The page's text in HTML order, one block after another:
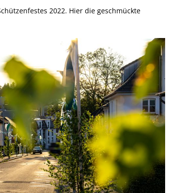
2022. Hier die geschmückte
Rheinkirmes Düsseldorf 2022
Auch im Jahr 2026 immer noch mal einen Blick
Wert, die Rheinkirmes aus dem Jahr 2022. Am
Sonntag Nachmittag waren wir bei herrlichem